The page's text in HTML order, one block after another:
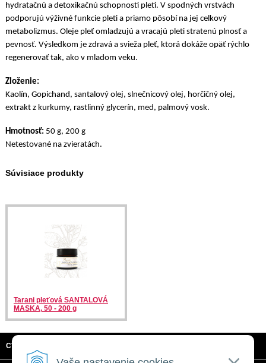
hydratačnú a detoxikačnú schopnosti pleti. V spodných vrstvách
podporujú výživné funkcie pleti a priamo pôsobí na jej celkový
metabolizmus. Oleje pleť omladzujú a vracajú pleti stratenú plnosť a
pevnosť. Výsledkom je zdravá a svieža pleť, ktorá dokáže opäť rýchlo
regenerovať tak, ako v mladom veku.
Zloženie:
Kaolín, Gopichand, santalový olej, slnečnicový olej, horčičný olej,
extrakt z kurkumy, rastlinný glycerín, med, palmový vosk.
Hmotnosť: 50 g, 200 g
Netestované na zvieratách.
Súvisiace produkty
Tarani pleťová SANTALOVÁ
MASKA, 50 - 200 g
CTRL + C, S.R.O.